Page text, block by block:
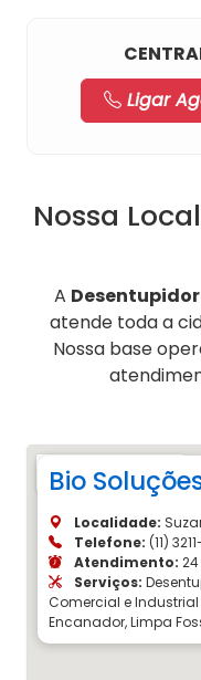
Ligar
Nossa
A
atende toda a
Nossa base
Bio
Localidade:
Telefone: (11)
Atendimento:
Serviços:
Comercial e Industrial
Encanador, Limpa